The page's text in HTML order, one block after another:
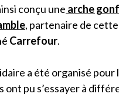
conçu une arche
, partenaire de
Carrefour.
a été organisé pour
ont pu s’essayer à